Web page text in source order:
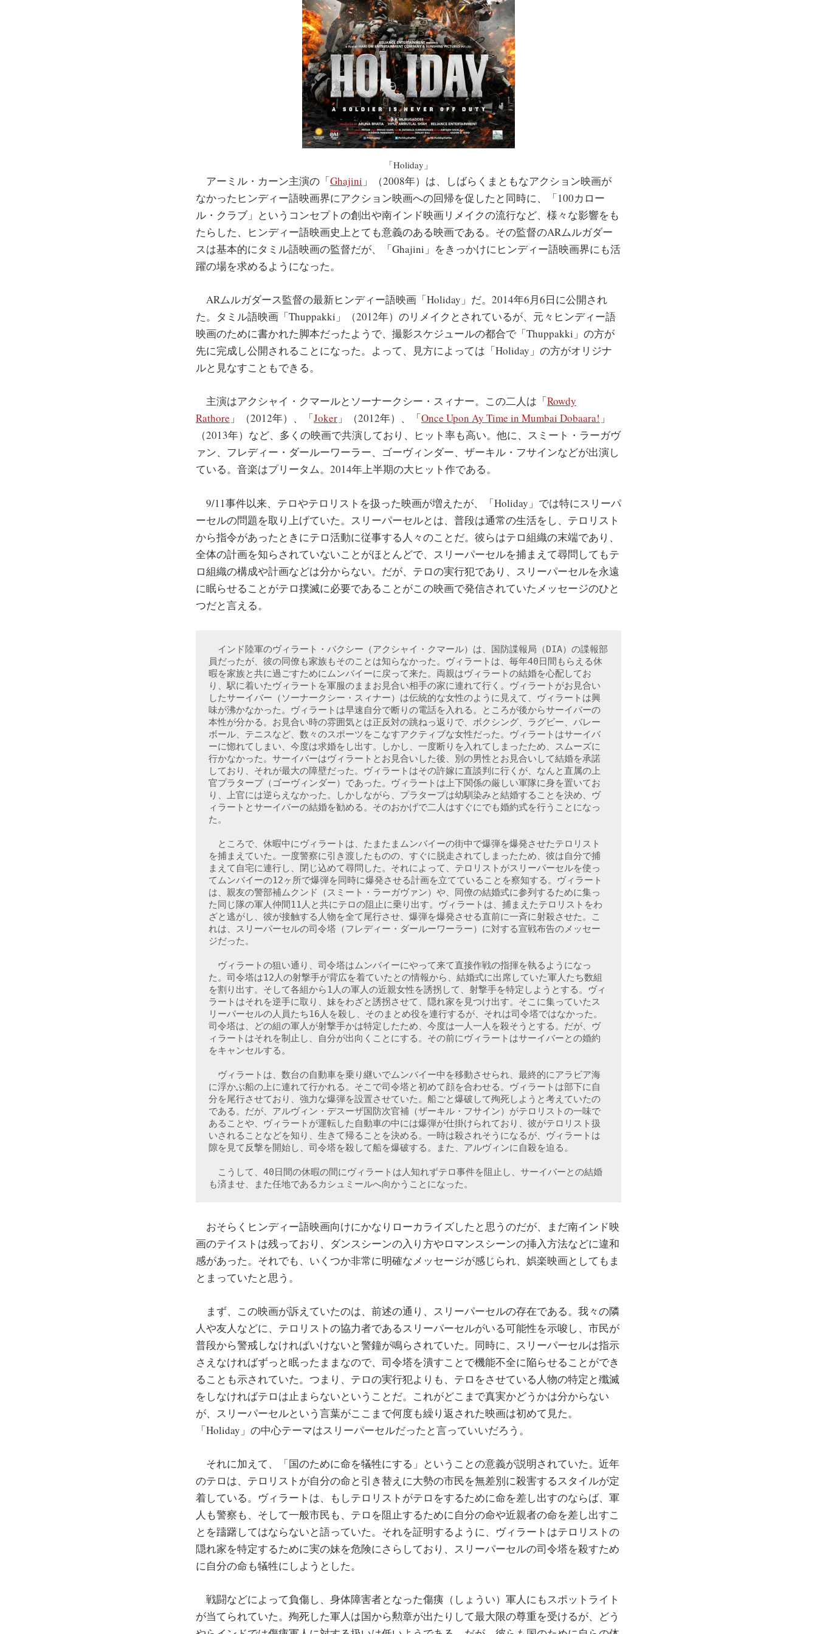
「Holiday」
アーミル・カーン主演の「Ghajini 」（2008年）は、しばらくまともなアクション映画が
なかったヒンディー語映画界にアクション映画への回帰を促したと同時に、「100カロー
ル・クラブ」というコンセプトの創出や南インド映画リメイクの流行など、様々な影響をも
たらした、ヒンディー語映画史上とても意義のある映画である。その監督のARムルガダー
スは基本的にタミル語映画の監督だが、「Ghajini」をきっかけにヒンディー語映画界にも活
躍の場を求めるようになった。
ARムルガダース監督の最新ヒンディー語映画「Holiday」だ。2014年6月6日に公開され
た。タミル語映画「Thuppakki」（2012年）のリメイクとされているが、元々ヒンディー語
映画のために書かれた脚本だったようで、撮影スケジュールの都合で「Thuppakki」の方が
先に完成し公開されることになった。よって、見方によっては「Holiday」の方がオリジナ
ルと見なすこともできる。
主演はアクシャイ・クマールとソーナークシー・スィナー。この二人は「Rowdy
Rathore 」（2012年）、「Joker 」（2012年）、「Once Upon Ay Time in Mumbai Dobaara! 」
（2013年）など、多くの映画で共演しており、ヒット率も高い。他に、スミート・ラーガヴ
ァン、フレディー・ダールーワーラー、ゴーヴィンダー、ザーキル・フサインなどが出演し
ている。音楽はプリータム。2014年上半期の大ヒット作である。
9/11事件以来、テロやテロリストを扱った映画が増えたが、「Holiday」では特にスリーパ
ーセルの問題を取り上げていた。スリーパーセルとは、普段は通常の生活をし、テロリスト
から指令があったときにテロ活動に従事する人々のことだ。彼らはテロ組織の末端であり、
全体の計画を知らされていないことがほとんどで、スリーパーセルを捕まえて尋問してもテ
ロ組織の構成や計画などは分からない。だが、テロの実行犯であり、スリーパーセルを永遠
に眠らせることがテロ撲滅に必要であることがこの映画で発信されていたメッセージのひと
つだと言える。
インド陸軍のヴィラート・バクシー（アクシャイ・クマール）は、国防諜報局（DIA）の諜報部
員だったが、彼の同僚も家族もそのことは知らなかった。ヴィラートは、毎年40日間もらえる休
暇を家族と共に過ごすためにムンバイーに戻って来た。両親はヴィラートの結婚を心配してお
り、駅に着いたヴィラートを軍服のままお見合い相手の家に連れて行く。ヴィラートがお見合い
したサーイバー（ソーナークシー・スィナー）は伝統的な女性のように見えて、ヴィラートは興
味が沸かなかった。ヴィラートは早速自分で断りの電話を入れる。ところが後からサーイバーの
本性が分かる。お見合い時の雰囲気とは正反対の跳ねっ返りで、ボクシング、ラグビー、バレー
ボール、テニスなど、数々のスポーツをこなすアクティブな女性だった。ヴィラートはサーイバ
ーに惚れてしまい、今度は求婚をし出す。しかし、一度断りを入れてしまったため、スムーズに
行かなかった。サーイバーはヴィラートとお見合いした後、別の男性とお見合いして結婚を承諾
しており、それが最大の障壁だった。ヴィラートはその許嫁に直談判に行くが、なんと直属の上
官プラタープ（ゴーヴィンダー）であった。ヴィラートは上下関係の厳しい軍隊に身を置いてお
り、上官には逆らえなかった。しかしながら、プラタープは幼馴染みと結婚することを決め、ヴ
ィラートとサーイバーの結婚を勧める。そのおかげで二人はすぐにでも婚約式を行うことになっ
た。
ところで、休暇中にヴィラートは、たまたまムンバイーの街中で爆弾を爆発させたテロリスト
を捕まえていた。一度警察に引き渡したものの、すぐに脱走されてしまったため、彼は自分で捕
まえて自宅に連行し、閉じ込めて尋問した。それによって、テロリストがスリーパーセルを使っ
てムンバイーの12ヶ所で爆弾を同時に爆発させる計画を立てていることを察知する。ヴィラート
は、親友の警部補ムクンド（スミート・ラーガヴァン）や、同僚の結婚式に参列するために集っ
た同じ隊の軍人仲間11人と共にテロの阻止に乗り出す。ヴィラートは、捕まえたテロリストをわ
ざと逃がし、彼が接触する人物を全て尾行させ、爆弾を爆発させる直前に一斉に射殺させた。こ
れは、スリーパーセルの司令塔（フレディー・ダールーワーラー）に対する宣戦布告のメッセー
ジだった。
ヴィラートの狙い通り、司令塔はムンバイーにやって来て直接作戦の指揮を執るようになっ
た。司令塔は12人の射撃手が背広を着ていたとの情報から、結婚式に出席していた軍人たち数組
を割り出す。そして各組から1人の軍人の近親女性を誘拐して、射撃手を特定しようとする。ヴィ
ラートはそれを逆手に取り、妹をわざと誘拐させて、隠れ家を見つけ出す。そこに集っていたス
リーパーセルの人員たち16人を殺し、そのまとめ役を連行するが、それは司令塔ではなかった。
司令塔は、どの組の軍人が射撃手かは特定したため、今度は一人一人を殺そうとする。だが、ヴ
ィラートはそれを制止し、自分が出向くことにする。その前にヴィラートはサーイバーとの婚約
をキャンセルする。
ヴィラートは、数台の自動車を乗り継いでムンバイー中を移動させられ、最終的にアラビア海
に浮かぶ船の上に連れて行かれる。そこで司令塔と初めて顔を合わせる。ヴィラートは部下に自
分を尾行させており、強力な爆弾を設置させていた。船ごと爆破して殉死しようと考えていたの
である。だが、アルヴィン・デスーザ国防次官補（ザーキル・フサイン）がテロリストの一味で
あることや、ヴィラートが運転した自動車の中には爆弾が仕掛けられており、彼がテロリスト扱
いされることなどを知り、生きて帰ることを決める。一時は殺されそうになるが、ヴィラートは
隙を見て反撃を開始し、司令塔を殺して船を爆破する。また、アルヴィンに自殺を迫る。
こうして、40日間の休暇の間にヴィラートは人知れずテロ事件を阻止し、サーイバーとの結婚
も済ませ、また任地であるカシュミールへ向かうことになった。
おそらくヒンディー語映画向けにかなりローカライズしたと思うのだが、まだ南インド映
画のテイストは残っており、ダンスシーンの入り方やロマンスシーンの挿入方法などに違和
感があった。それでも、いくつか非常に明確なメッセージが感じられ、娯楽映画としてもま
とまっていたと思う。
まず、この映画が訴えていたのは、前述の通り、スリーパーセルの存在である。我々の隣
人や友人などに、テロリストの協力者であるスリーパーセルがいる可能性を示唆し、市民が
普段から警戒しなければいけないと警鐘が鳴らされていた。同時に、スリーパーセルは指示
さえなければずっと眠ったままなので、司令塔を潰すことで機能不全に陥らせることができ
ることも示されていた。つまり、テロの実行犯よりも、テロをさせている人物の特定と殲滅
をしなければテロは止まらないということだ。これがどこまで真実かどうかは分からない
が、スリーパーセルという言葉がここまで何度も繰り返された映画は初めて見た。
「Holiday」の中心テーマはスリーパーセルだったと言っていいだろう。
それに加えて、「国のために命を犠牲にする」ということの意義が説明されていた。近年
のテロは、テロリストが自分の命と引き替えに大勢の市民を無差別に殺害するスタイルが定
着している。ヴィラートは、もしテロリストがテロをするために命を差し出すのならば、軍
人も警察も、そして一般市民も、テロを阻止するために自分の命や近親者の命を差し出すこ
とを躊躇してはならないと語っていた。それを証明するように、ヴィラートはテロリストの
隠れ家を特定するために実の妹を危険にさらしており、スリーパーセルの司令塔を殺すため
に自分の命も犠牲にしようとした。
戦闘などによって負傷し、身体障害者となった傷痍（しょうい）軍人にもスポットライト
が当てられていた。殉死した軍人は国から勲章が出たりして最大限の尊重を受けるが、どう